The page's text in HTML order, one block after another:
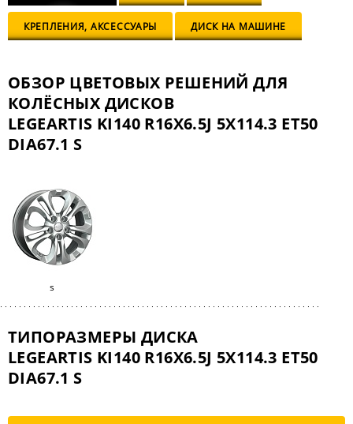
КРЕПЛЕНИЯ, АКСЕССУАРЫ ДИСК НА МАШИНЕ
ОБЗОР ЦВЕТОВЫХ РЕШЕНИЙ ДЛЯ
КОЛЁСНЫХ ДИСКОВ
LEGEARTIS KI140 R16X6.5J 5X114.3 ET50
DIA67.1 S
s
ТИПОРАЗМЕРЫ ДИСКА
LEGEARTIS KI140 R16X6.5J 5X114.3 ET50
DIA67.1 S